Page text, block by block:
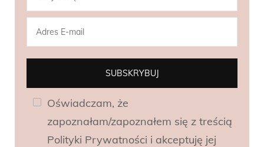
Oświadczam, że
zapoznałam/zapoznałem się z treścią
Polityki Prywatności i akceptuję jej